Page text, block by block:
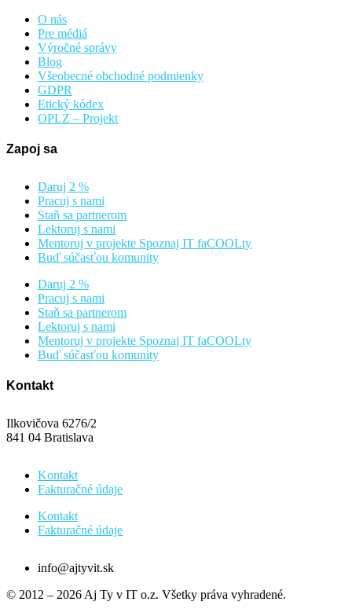
O nás
Pre médiá
Výročné správy
Blog
Všeobecné obchodné podmienky
GDPR
Etický kódex
OPLZ – Projekt
Zapoj sa
Daruj 2 %
Pracuj s nami
Staň sa partnerom
Lektoruj s nami
Mentoruj v projekte Spoznaj IT faCOOLty
Buď súčasťou komunity
Daruj 2 %
Pracuj s nami
Staň sa partnerom
Lektoruj s nami
Mentoruj v projekte Spoznaj IT faCOOLty
Buď súčasťou komunity
Kontakt
Ilkovičova 6276/2
841 04 Bratislava
Kontakt
Fakturačné údaje
Kontakt
Fakturačné údaje
info@ajtyvit.sk
© 2012 – 2026 Aj Ty v IT o.z. Všetky práva vyhradené.